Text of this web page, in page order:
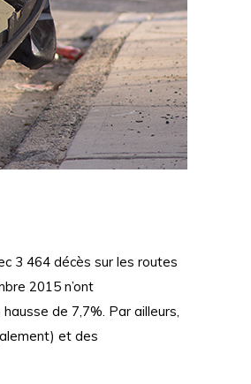
3 464 décès sur les routes
2015 n’ont
de 7,7%. Par ailleurs,
et des